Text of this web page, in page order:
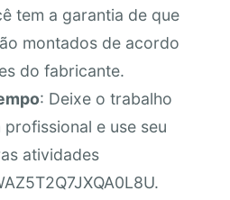
tem a garantia de que
montados de acordo
do fabricante.
: Deixe o trabalho
e use seu
atividades